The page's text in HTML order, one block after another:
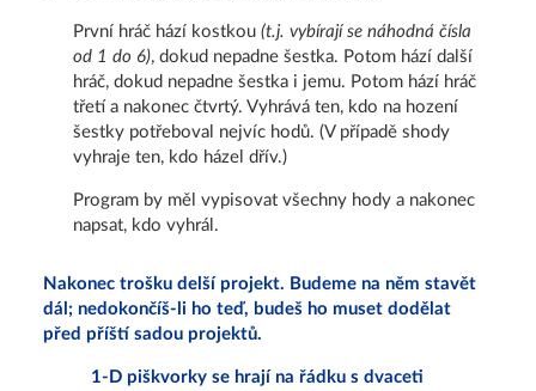
První hráč hází kostkou(t.j. vybírají se náhodná čísla
od 1 do 6), dokud nepadne šestka. Potom hází další
hráč, dokud nepadne šestka i jemu. Potom hází hráč
třetí a nakonec čtvrtý. Vyhrává ten, kdo na hození
šestky potřeboval nejvíc hodů. (V případě shody
vyhraje ten, kdo házel dřív.)
Program by měl vypisovat všechny hody a nakonec
napsat, kdo vyhrál.
Nakonec trošku delší projekt. Budeme na něm stavět
dál; nedokončíš-li ho teď, budeš ho muset dodělat
před příští sadou projektů.
1-D piškvorky se hrají na řádku s dvaceti